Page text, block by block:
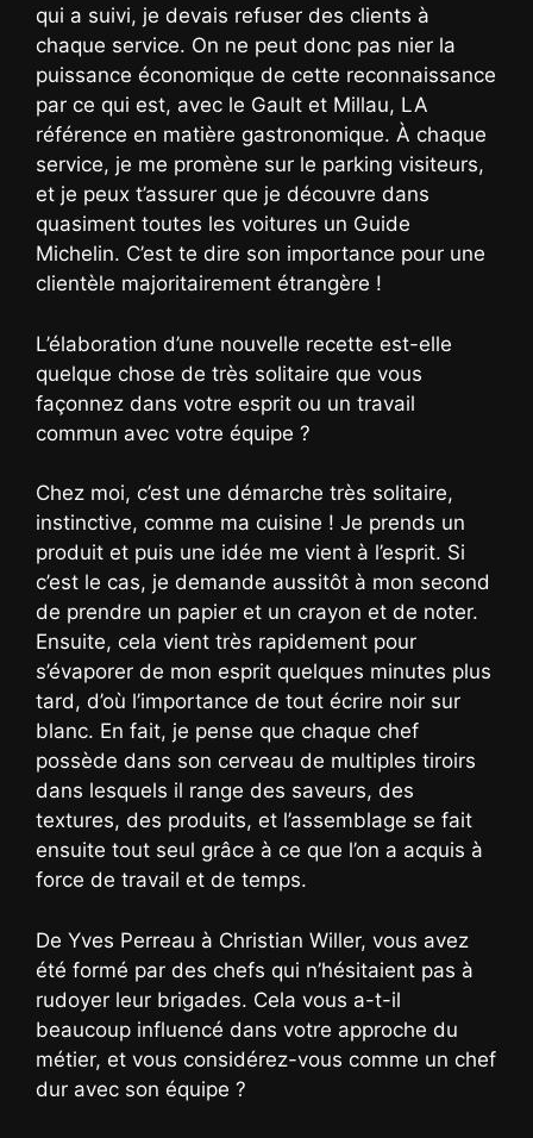
qui a suivi, je devais refuser des clients à
chaque service. On ne peut donc pas nier la
puissance économique de cette reconnaissance
par ce qui est, avec le Gault et Millau, LA
référence en matière gastronomique. À chaque
service, je me promène sur le parking visiteurs,
et je peux t’assurer que je découvre dans
quasiment toutes les voitures un Guide
Michelin. C’est te dire son importance pour une
clientèle majoritairement étrangère !
L’élaboration d’une nouvelle recette est-elle
quelque chose de très solitaire que vous
façonnez dans votre esprit ou un travail
commun avec votre équipe ?
Chez moi, c’est une démarche très solitaire,
instinctive, comme ma cuisine ! Je prends un
produit et puis une idée me vient à l’esprit. Si
c’est le cas, je demande aussitôt à mon second
de prendre un papier et un crayon et de noter.
Ensuite, cela vient très rapidement pour
s’évaporer de mon esprit quelques minutes plus
tard, d’où l’importance de tout écrire noir sur
blanc. En fait, je pense que chaque chef
possède dans son cerveau de multiples tiroirs
dans lesquels il range des saveurs, des
textures, des produits, et l’assemblage se fait
ensuite tout seul grâce à ce que l’on a acquis à
force de travail et de temps.
De Yves Perreau à Christian Willer, vous avez
été formé par des chefs qui n’hésitaient pas à
rudoyer leur brigades. Cela vous a-t-il
beaucoup influencé dans votre approche du
métier, et vous considérez-vous comme un chef
dur avec son équipe ?